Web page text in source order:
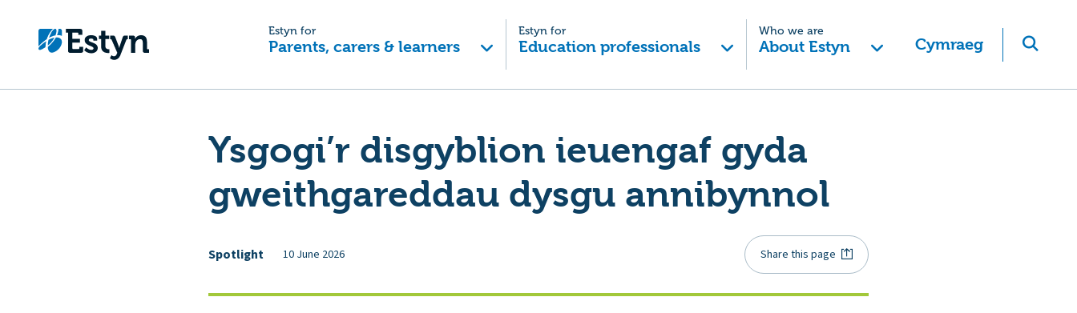
Estyn for
Parents, carers & learners
Estyn for
Education professionals
Who we are
About Estyn Cymraeg
Ysgogi’r disgyblion ieuengaf gyda
gweithgareddau dysgu annibynnol
Spotlight 10 June 2026 Share this page